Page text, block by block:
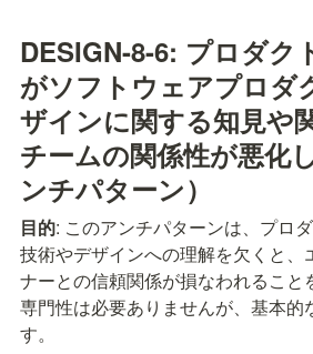
DESIGN-8-6: プロダク
がソフトウェアプロダ
ザインに関する知見や
チームの関係性が悪化
ンチパターン）
目的: このアンチパターンは、プロ
技術やデザインへの理解を欠くと、
ナーとの信頼関係が損なわれること
専門性は必要ありませんが、基本的
す。